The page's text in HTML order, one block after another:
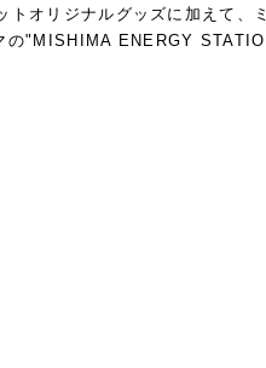
ト オリジナルグッズに加えて、
の"MISHIMA ENERGY